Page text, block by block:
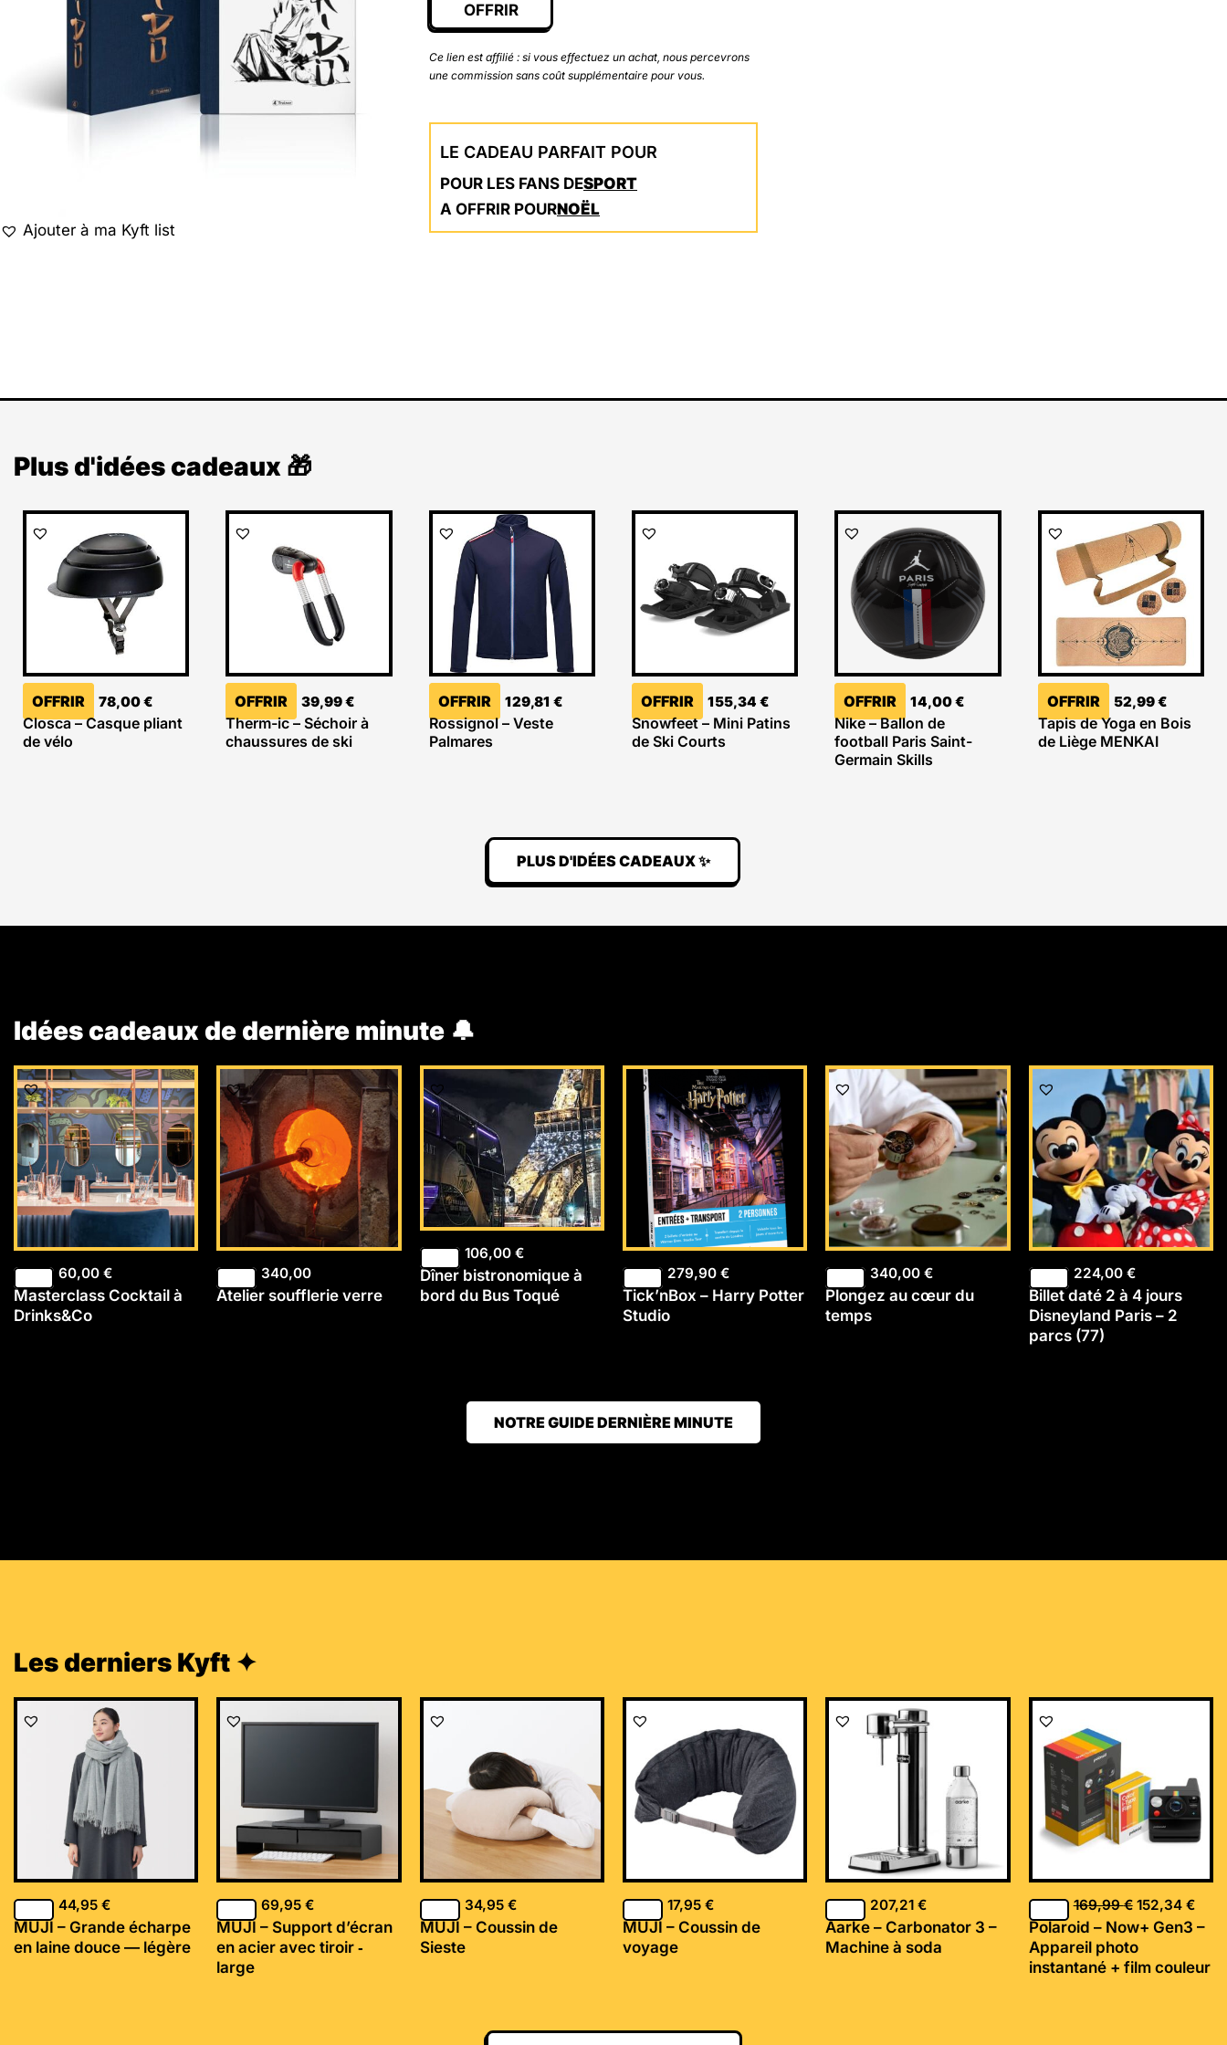
Ajouter à ma Kyft list
OFFRIR
Ce lien est affilié : si vous effectuez un achat, nous percevrons
une commission sans coût supplémentaire pour vous.
LE CADEAU PARFAIT POUR
POUR LES FANS DESPORT
A OFFRIR POURNOËL
Plus d'idées cadeaux 🎁
OFFRIR 78,00€
Closca – Casque pliant
de vélo
OFFRIR 39,99€
Therm-ic – Séchoir à
chaussures de ski
OFFRIR 129,81 €
Rossignol – Veste
Palmares
OFFRIR 155,34 €
Snowfeet – Mini Patins
de Ski Courts
OFFRIR 14,00€
Nike – Ballon de
football Paris Saint-
Germain Skills
OFFRIR 52,99€
Tapis de Yoga en Bois
de Liège MENKAI
PLUS D'IDÉES CADEAUX ✨
Idées cadeaux de dernière minute 🔔
60,00 €
Masterclass Cocktail à
Drinks&Co
340,00
Atelier soufflerie verre
106,00 €
Dîner bistronomique à
bord du Bus Toqué
279,90 €
Tick’nBox – Harry Potter
Studio
340,00€
Plongez au cœur du
temps
224,00 €
Billet daté 2 à 4 jours
Disneyland Paris – 2
parcs (77)
NOTRE GUIDE DERNIÈRE MINUTE
Les derniers Kyft ✦
44,95 €
MUJI – Grande écharpe
en laine douce — légère
69,95€
MUJI – Support d’écran
en acier avec tiroir ‐
large
34,95 €
MUJI – Coussin de
Sieste
17,95 €
MUJI – Coussin de
voyage
207,21€
Aarke – Carbonator 3 –
Machine à soda
169,99€
Le
169,99 €.
152,34 €
Le
Polaroid – Now+ Gen3 –
Appareil photo
instantané + film couleur